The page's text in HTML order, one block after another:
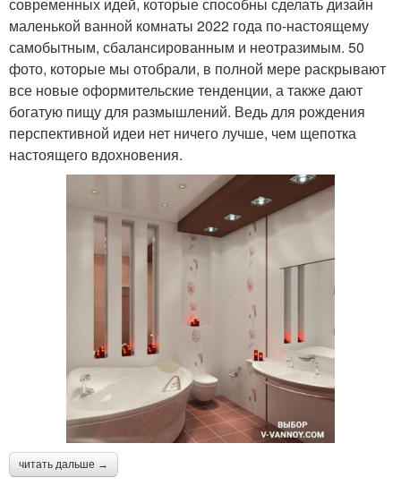
современных идей, которые способны сделать дизайн
маленькой ванной комнаты 2022 года по-настоящему
самобытным, сбалансированным и неотразимым. 50
фото, которые мы отобрали, в полной мере раскрывают
все новые оформительские тенденции, а также дают
богатую пищу для размышлений. Ведь для рождения
перспективной идеи нет ничего лучше, чем щепотка
настоящего вдохновения.
читать дальше →